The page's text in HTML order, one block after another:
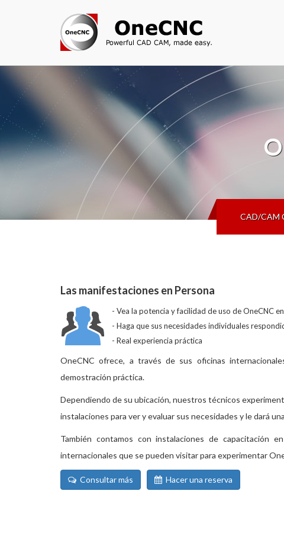
CAD/CAM
Las manifestaciones en Persona
Vea la potencia y facilidad de uso de OneCNC
Haga que sus necesidades individuales
Real experiencia práctica
OneCNC ofrece, a través de sus oficinas
demostración práctica.
Dependiendo de su ubicación, nuestros técnicos
instalaciones para ver y evaluar sus necesidades y le dará
También contamos con instalaciones de capacitación
internacionales que se pueden visitar para experimentar
Consultar más Hacer una reserva